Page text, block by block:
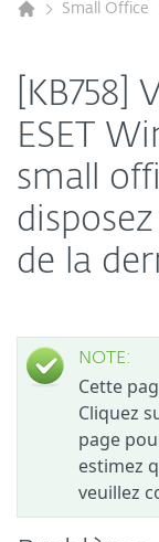
Small Office
ESET
small
de la
NOTE:
Cette
Cliquez
page
estimez
veuillez